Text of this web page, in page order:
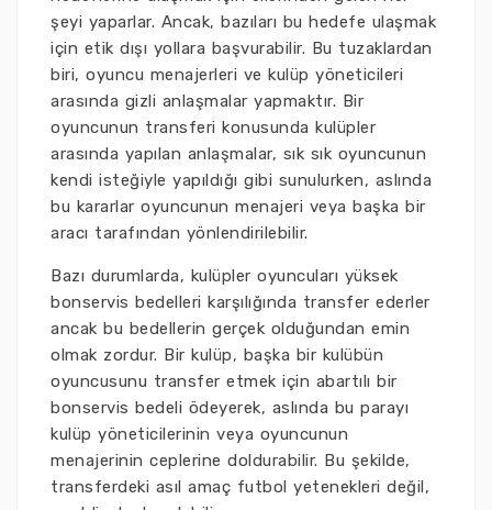
şeyi yaparlar. Ancak, bazıları bu hedefe ulaşmak
için etik dışı yollara başvurabilir. Bu tuzaklardan
biri, oyuncu menajerleri ve kulüp yöneticileri
arasında gizli anlaşmalar yapmaktır. Bir
oyuncunun transferi konusunda kulüpler
arasında yapılan anlaşmalar, sık sık oyuncunun
kendi isteğiyle yapıldığı gibi sunulurken, aslında
bu kararlar oyuncunun menajeri veya başka bir
aracı tarafından yönlendirilebilir.
Bazı durumlarda, kulüpler oyuncuları yüksek
bonservis bedelleri karşılığında transfer ederler
ancak bu bedellerin gerçek olduğundan emin
olmak zordur. Bir kulüp, başka bir kulübün
oyuncusunu transfer etmek için abartılı bir
bonservis bedeli ödeyerek, aslında bu parayı
kulüp yöneticilerinin veya oyuncunun
menajerinin ceplerine doldurabilir. Bu şekilde,
transferdeki asıl amaç futbol yetenekleri değil,